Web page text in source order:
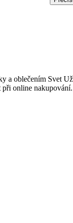
a oblečením Svet
při online nakupování.